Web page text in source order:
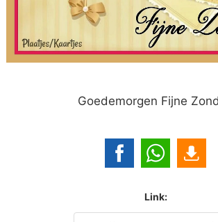
Goedemorgen Fijne
Link: